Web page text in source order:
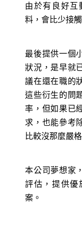
由於有良好互
料，會比少接
最後提供一個
狀況，是早就
議在還在職的
這些衍生的問
率，但如果已
求，也能參考
比較沒那麼嚴格
本公司夢想家
評估，提供優
案。